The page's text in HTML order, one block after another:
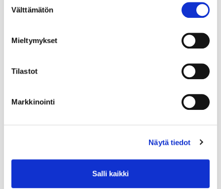
valinta
Välttämätön
Mieltymykset
Tilastot
Markkinointi
Näytä tiedot
Salli kaikki